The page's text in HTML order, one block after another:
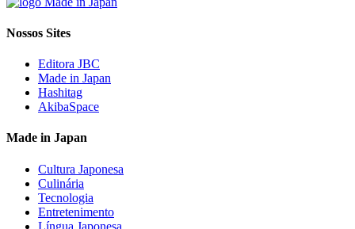
Nossos Sites
Editora JBC
Made in Japan
Hashitag
AkibaSpace
Made in Japan
Cultura Japonesa
Culinária
Tecnologia
Entretenimento
Língua Japonesa